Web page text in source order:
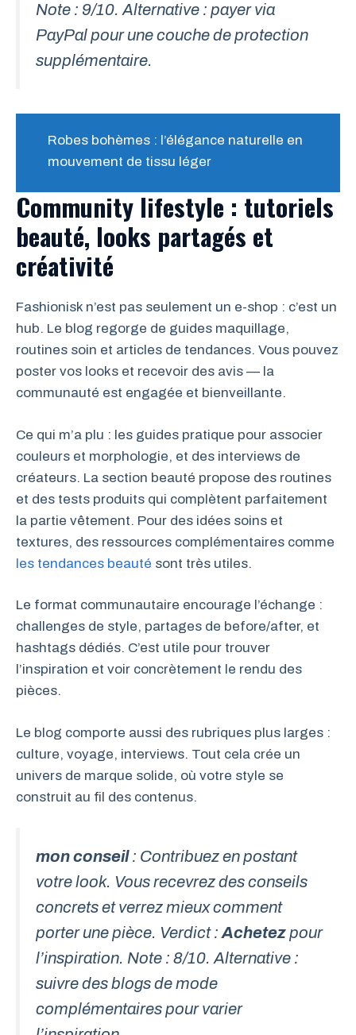
Note : 9/10. Alternative : payer via
PayPal pour une couche de protection
supplémentaire.
Robes bohèmes : l’élégance naturelle en
mouvement de tissu léger
Community lifestyle : tutoriels
beauté, looks partagés et
créativité
Fashionisk n’est pas seulement un e-shop : c’est un
hub. Le blog regorge de guides maquillage,
routines soin et articles de tendances. Vous pouvez
poster vos looks et recevoir des avis — la
communauté est engagée et bienveillante.
Ce qui m’a plu : les guides pratique pour associer
couleurs et morphologie, et des interviews de
créateurs. La section beauté propose des routines
et des tests produits qui complètent parfaitement
la partie vêtement. Pour des idées soins et
textures, des ressources complémentaires comme
les tendances beauté sont très utiles.
Le format communautaire encourage l’échange :
challenges de style, partages de before/after, et
hashtags dédiés. C’est utile pour trouver
l’inspiration et voir concrètement le rendu des
pièces.
Le blog comporte aussi des rubriques plus larges :
culture, voyage, interviews. Tout cela crée un
univers de marque solide, où votre style se
construit au fil des contenus.
mon conseil: Contribuez en postant
votre look. Vous recevrez des conseils
concrets et verrez mieux comment
porter une pièce. Verdict : Achetezpour
l’inspiration. Note : 8/10. Alternative :
suivre des blogs de mode
complémentaires pour varier